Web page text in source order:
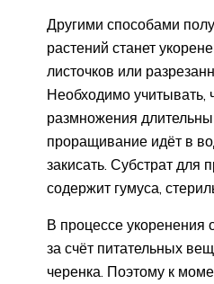
Другими способами
растений станет
листочков или
Необходимо учитывать,
размножения
проращивание идёт в
закисать. Субстрат для
содержит гумуса,
В процессе укоренения
за счёт питательных
черенка. Поэтому к